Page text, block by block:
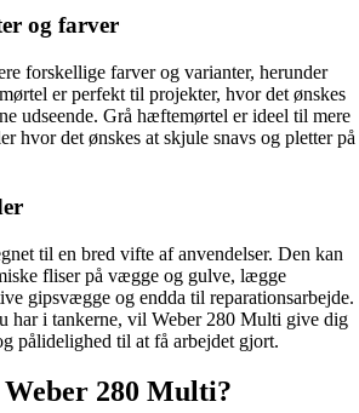
og farver
forskellige farver og varianter, herunder
er perfekt til projekter, hvor det ønskes
udseende. Grå hæftemørtel er ideel til mere
hvor det ønskes at skjule snavs og pletter på
til en bred vifte af anvendelser. Den kan
fliser på vægge og gulve, lægge
gipsvægge og endda til reparationsarbejde.
har i tankerne, vil Weber 280 Multi give dig
pålidelighed til at få arbejdet gjort.
280 Multi?